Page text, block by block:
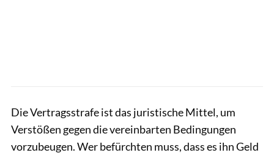
Die Vertragsstrafe ist das juristische Mittel, um
Verstößen gegen die vereinbarten Bedingungen
vorzubeugen. Wer befürchten muss, dass es ihn Geld